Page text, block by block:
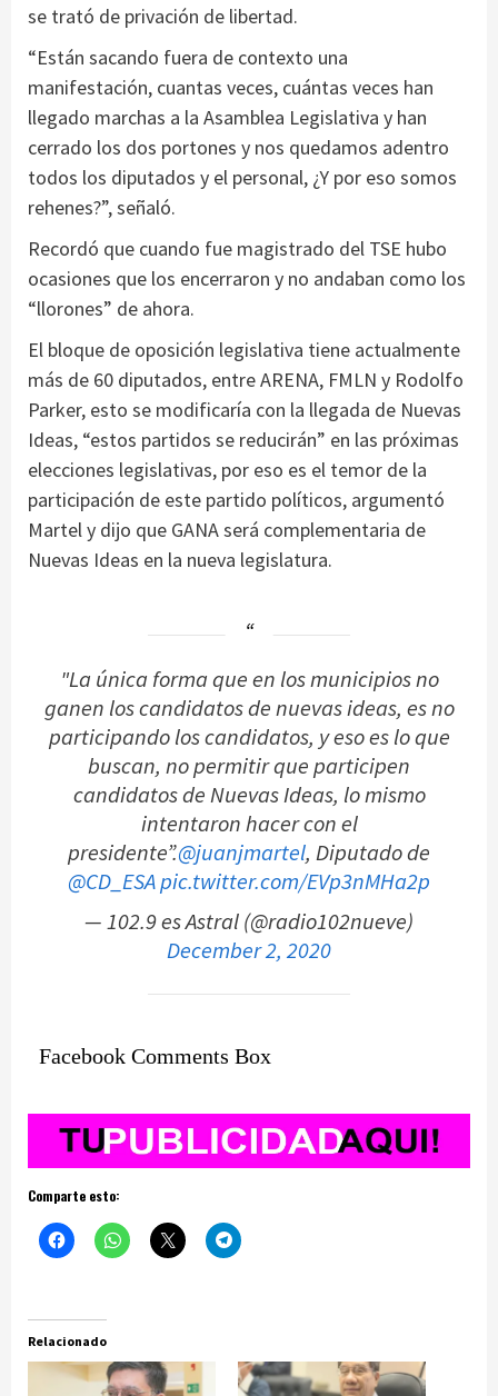
se trató de privación de libertad.
“Están sacando fuera de contexto una
manifestación, cuantas veces, cuántas veces han
llegado marchas a la Asamblea Legislativa y han
cerrado los dos portones y nos quedamos adentro
todos los diputados y el personal, ¿Y por eso somos
rehenes?”, señaló.
Recordó que cuando fue magistrado del TSE hubo
ocasiones que los encerraron y no andaban como los
“llorones” de ahora.
El bloque de oposición legislativa tiene actualmente
más de 60 diputados, entre ARENA, FMLN y Rodolfo
Parker, esto se modificaría con la llegada de Nuevas
Ideas, “estos partidos se reducirán” en las próximas
elecciones legislativas, por eso es el temor de la
participación de este partido políticos, argumentó
Martel y dijo que GANA será complementaria de
Nuevas Ideas en la nueva legislatura.
"La única forma que en los municipios no
ganen los candidatos de nuevas ideas, es no
participando los candidatos, y eso es lo que
buscan, no permitir que participen
candidatos de Nuevas Ideas, lo mismo
intentaron hacer con el
presidente”.@juanjmartel, Diputado de
@CD_ESApic.twitter.com/EVp3nMHa2p
— 102.9 es Astral (@radio102nueve)
December 2, 2020
Facebook Comments Box
Comparte esto:
Relacionado